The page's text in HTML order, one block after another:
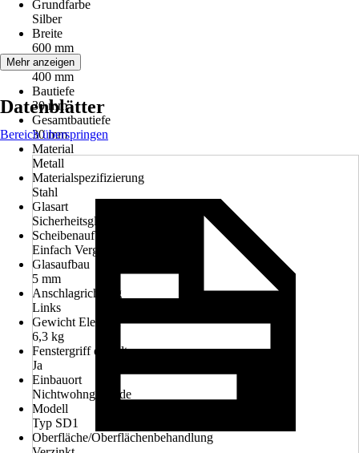
Grundfarbe
Silber
Breite
600 mm
Höhe
400 mm
Bautiefe
30 mm
Gesamtbautiefe
30 mm
Material
Metall
Materialspezifizierung
Stahl
Glasart
Sicherheitsglas
Scheibenaufbau
Einfach Verglast
Glasaufbau
5 mm
Anschlagrichtung
Links
Gewicht Element
6,3 kg
Fenstergriff enthalten
Ja
Einbauort
Nichtwohngebäude
Modell
Typ SD1
Oberfläche/Oberflächenbehandlung
Mehr anzeigen
Datenblätter
Bereich überspringen